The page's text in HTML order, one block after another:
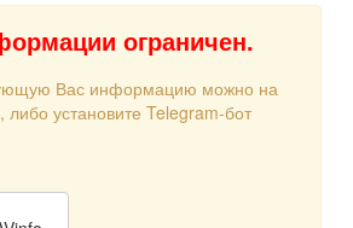
ограничен.
Вас информацию можно на
, либо установите Telegram-бот